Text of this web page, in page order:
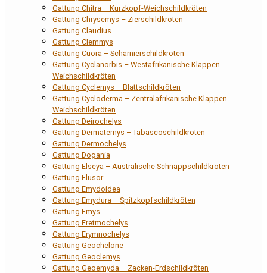
Gattung Chitra – Kurzkopf-Weichschildkröten
Gattung Chrysemys – Zierschildkröten
Gattung Claudius
Gattung Clemmys
Gattung Cuora – Scharnierschildkröten
Gattung Cyclanorbis – Westafrikanische Klappen-
Weichschildkröten
Gattung Cyclemys – Blattschildkröten
Gattung Cycloderma – Zentralafrikanische Klappen-
Weichschildkröten
Gattung Deirochelys
Gattung Dermatemys – Tabascoschildkröten
Gattung Dermochelys
Gattung Dogania
Gattung Elseya – Australische Schnappschildkröten
Gattung Elusor
Gattung Emydoidea
Gattung Emydura – Spitzkopfschildkröten
Gattung Emys
Gattung Eretmochelys
Gattung Erymnochelys
Gattung Geochelone
Gattung Geoclemys
Gattung Geoemyda – Zacken-Erdschildkröten